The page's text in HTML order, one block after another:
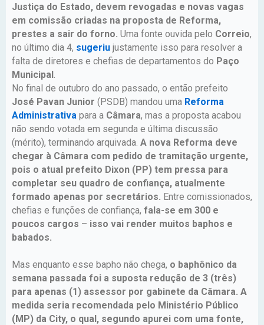
Justiça do Estado, devem revogadas e novas vagas
em comissão criadas na proposta de Reforma,
prestes a sair do forno. Uma fonte ouvida pelo Correio,
no último dia 4, sugeriu justamente isso para resolver a
falta de diretores e chefias de departamentos do Paço
Municipal.
No final de outubro do ano passado, o então prefeito
José Pavan Junior (PSDB) mandou uma Reforma
Administrativa para a Câmara, mas a proposta acabou
não sendo votada em segunda e última discussão
(mérito), terminando arquivada. A nova Reforma deve
chegar à Câmara com pedido de tramitação urgente,
pois o atual prefeito Dixon (PP) tem pressa para
completar seu quadro de confiança, atualmente
formado apenas por secretários. Entre comissionados,
chefias e funções de confiança, fala-se em 300 e
poucos cargos – isso vai render muitos baphos e
babados.
Mas enquanto esse bapho não chega, o baphônico da
semana passada foi a suposta redução de 3 (três)
para apenas (1) assessor por gabinete da Câmara. A
medida seria recomendada pelo Ministério Público
(MP) da City, o qual, segundo apurei com uma fonte,